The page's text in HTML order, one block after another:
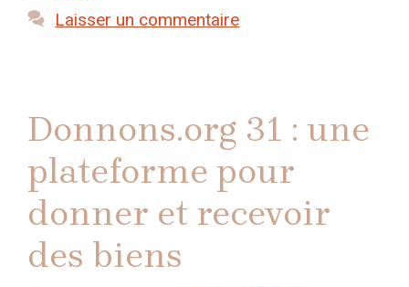
Laisser un commentaire
Donnons.org 31 : une
plateforme pour
donner et recevoir
des biens